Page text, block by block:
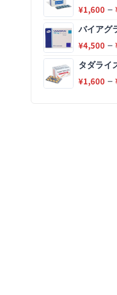
¥1,600 –
バイアグ
¥4,500 –
タダライ
¥1,600 –